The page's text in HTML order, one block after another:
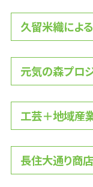
久留米織によ
元気の森プロ
工芸＋地域産
長住大通り商